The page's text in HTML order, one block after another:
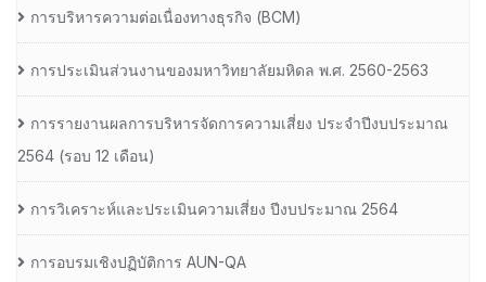
การบริหารความต่อเนื่องทางธุรกิจ (BCM)
การประเมินส่วนงานของมหาวิทยาลัยมหิดล พ.ศ. 2560-2563
การรายงานผลการบริหารจัดการความเสี่ยง ประจำปีงบประมาณ
2564 (รอบ 12 เดือน)
การวิเคราะห์และประเมินความเสี่ยง ปีงบประมาณ 2564
การอบรมเชิงปฏิบัติการ AUN-QA